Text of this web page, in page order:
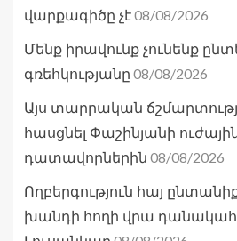
վարքագիծը չէ08/08/2026
Մենք իրավունք չունենք
գռեհկությանը 08/08/2026
Այս տարրական
հասցնել Փաշինյանի
դատավորներին 08/08/2026
Ողբերգություն հայ
խանդի հողի վրա